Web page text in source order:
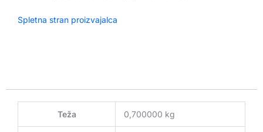
Spletna stran proizvajalca
Teža 0,700000 kg